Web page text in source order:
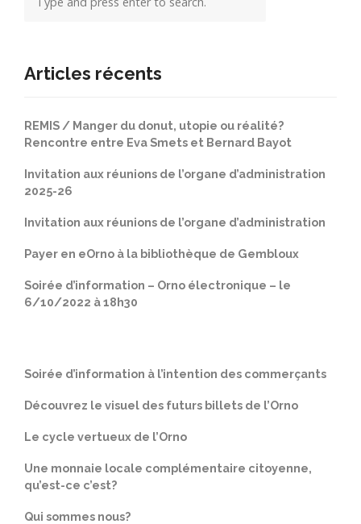
Articles récents
REMIS / Manger du donut, utopie ou réalité?
Rencontre entre Eva Smets et Bernard Bayot
Invitation aux réunions de l’organe d’administration
2025-26
Invitation aux réunions de l’organe d’administration
Payer en eOrno à la bibliothèque de Gembloux
Soirée d’information – Orno électronique – le
6/10/2022 à 18h30
Soirée d’information à l’intention des commerçants
Découvrez le visuel des futurs billets de l’Orno
Le cycle vertueux de l’Orno
​Une monnaie locale complémentaire citoyenne,
qu’est-ce c’est?
Qui sommes nous?